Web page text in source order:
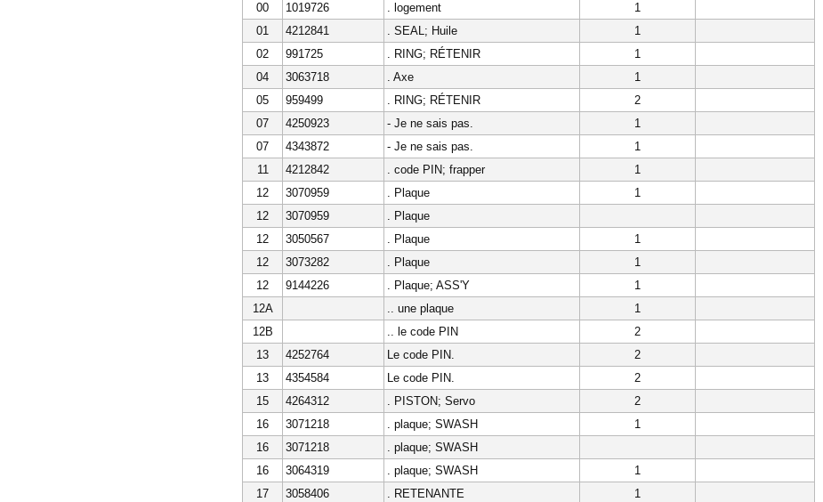
00
1019726 . logement
1
01
4212841 . SEAL; Huile
1
02
991725 . RING; RÉTENIR
1
04
3063718 . Axe
1
05
959499 . RING; RÉTENIR
2
07
4250923 - Je ne sais pas.
1
07
4343872 - Je ne sais pas.
1
11
4212842 . code PIN; frapper
1
12
3070959 . Plaque
1
12
3070959
. Plaque
12
3050567 . Plaque
1
12
3073282 . Plaque
1
12
9144226 . Plaque; ASS'Y
1
12A
.. une plaque
1
12B
.. le code PIN
2
13
4252764 Le code PIN.
2
13
4354584 Le code PIN.
2
15
4264312 . PISTON; Servo
2
16
3071218 . plaque; SWASH
1
16
3071218
. plaque; SWASH
16
3064319 . plaque; SWASH
1
17
3058406 . RETENANTE 1